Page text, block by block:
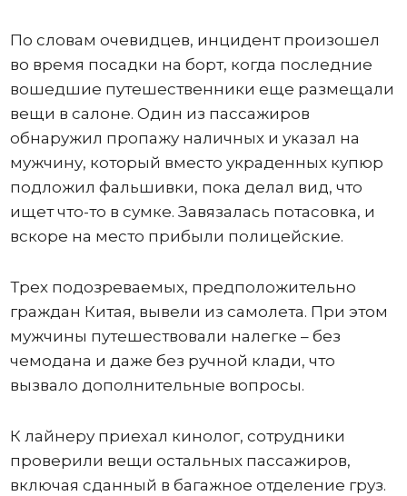
По словам очевидцев, инцидент произошел
во время посадки на борт, когда последние
вошедшие путешественники еще размещали
вещи в салоне. Один из пассажиров
обнаружил пропажу наличных и указал на
мужчину, который вместо украденных купюр
подложил фальшивки, пока делал вид, что
ищет что-то в сумке. Завязалась потасовка, и
вскоре на место прибыли полицейские.
Трех подозреваемых, предположительно
граждан Китая, вывели из самолета. При этом
мужчины путешествовали налегке – без
чемодана и даже без ручной клади, что
вызвало дополнительные вопросы.
К лайнеру приехал кинолог, сотрудники
проверили вещи остальных пассажиров,
включая сданный в багажное отделение груз.